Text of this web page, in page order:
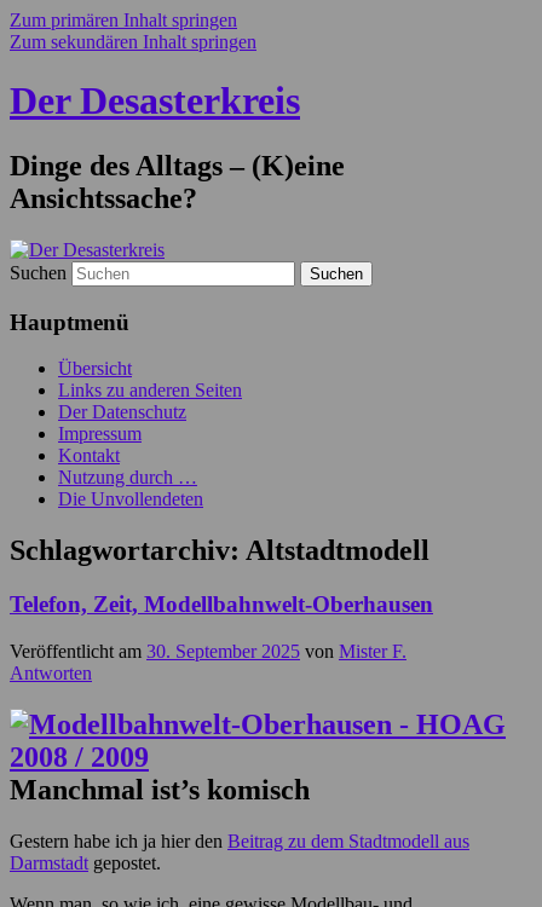
Zum primären Inhalt springen
Zum sekundären Inhalt springen
Der Desasterkreis
Dinge des Alltags – (K)eine
Ansichtssache?
Suchen
Hauptmenü
Übersicht
Links zu anderen Seiten
Der Datenschutz
Impressum
Kontakt
Nutzung durch …
Die Unvollendeten
Schlagwortarchiv: Altstadtmodell
Telefon, Zeit, Modellbahnwelt-Oberhausen
Veröffentlicht am 30. September 2025 von Mister F.
Antworten
Manchmal ist’s komisch
Gestern habe ich ja hier den Beitrag zu dem Stadtmodell aus
Darmstadt gepostet.